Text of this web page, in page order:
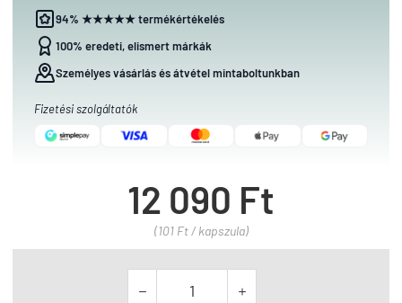
94% ★★★★★ termékértékelés
100% eredeti, elismert márkák
Személyes vásárlás és átvétel mintaboltunkban
Fizetési szolgáltatók
12 090 Ft
(101 Ft / kapszula)
 